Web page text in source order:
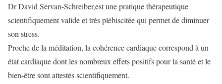
Dr David Servan-Schreiber,est une pratique thérapeutique
scientifiquement valide et très plébiscitée qui permet de diminuer
son stress.
Proche de la méditation, la cohérence cardiaque correspond à un
état cardiaque dont les nombreux effets positifs pour la santé et le
bien-être sont attestés scientifiquement.